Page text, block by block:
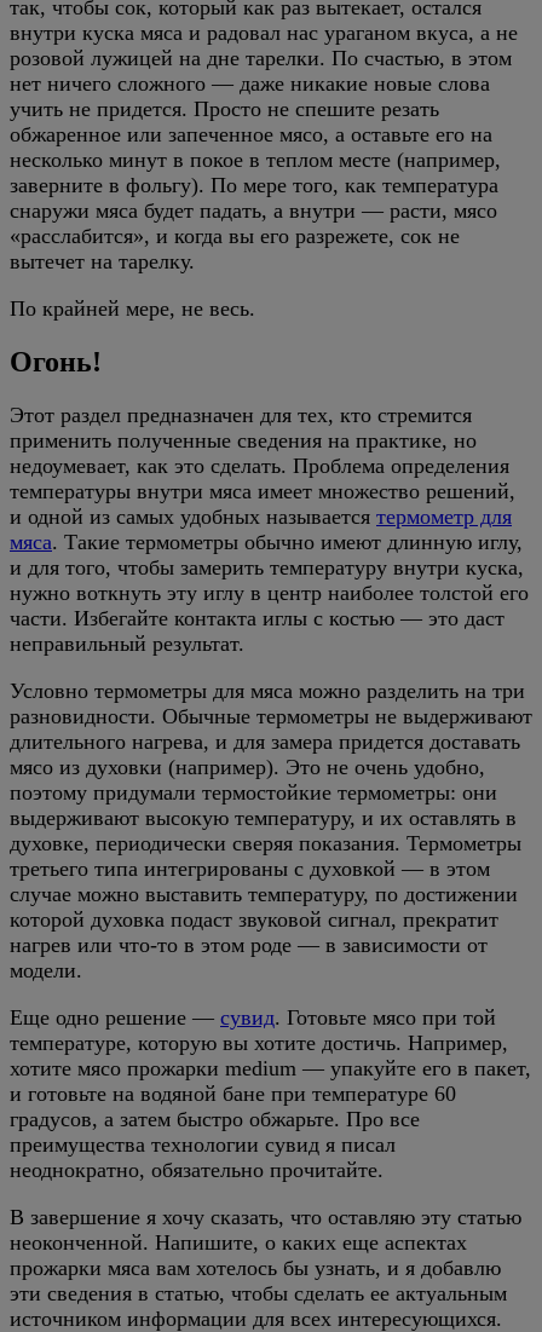
так, чтобы сок, который как раз вытекает, остался
внутри куска мяса и радовал нас ураганом вкуса, а не
розовой лужицей на дне тарелки. По счастью, в этом
нет ничего сложного — даже никакие новые слова
учить не придется. Просто не спешите резать
обжаренное или запеченное мясо, а оставьте его на
несколько минут в покое в теплом месте (например,
заверните в фольгу). По мере того, как температура
снаружи мяса будет падать, а внутри — расти, мясо
«расслабится», и когда вы его разрежете, сок не
вытечет на тарелку.
По крайней мере, не весь.
Огонь!
Этот раздел предназначен для тех, кто стремится
применить полученные сведения на практике, но
недоумевает, как это сделать. Проблема определения
температуры внутри мяса имеет множество решений,
и одной из самых удобных называется термометр для
мяса. Такие термометры обычно имеют длинную иглу,
и для того, чтобы замерить температуру внутри куска,
нужно воткнуть эту иглу в центр наиболее толстой его
части. Избегайте контакта иглы с костью — это даст
неправильный результат.
Условно термометры для мяса можно разделить на три
разновидности. Обычные термометры не выдерживают
длительного нагрева, и для замера придется доставать
мясо из духовки (например). Это не очень удобно,
поэтому придумали термостойкие термометры: они
выдерживают высокую температуру, и их оставлять в
духовке, периодически сверяя показания. Термометры
третьего типа интегрированы с духовкой — в этом
случае можно выставить температуру, по достижении
которой духовка подаст звуковой сигнал, прекратит
нагрев или что-то в этом роде — в зависимости от
модели.
Еще одно решение — сувид. Готовьте мясо при той
температуре, которую вы хотите достичь. Например,
хотите мясо прожарки medium — упакуйте его в пакет,
и готовьте на водяной бане при температуре 60
градусов, а затем быстро обжарьте. Про все
преимущества технологии сувид я писал
неоднократно, обязательно прочитайте.
В завершение я хочу сказать, что оставляю эту статью
неоконченной. Напишите, о каких еще аспектах
прожарки мяса вам хотелось бы узнать, и я добавлю
эти сведения в статью, чтобы сделать ее актуальным
источником информации для всех интересующихся.